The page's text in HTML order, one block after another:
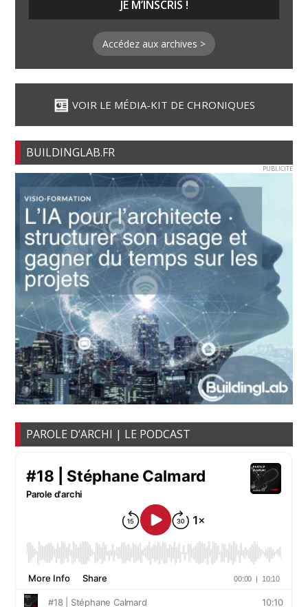
Accédez aux archives >
VOIR LE MÉDIA-KIT DE CHRONIQUES
BUILDINGLAB.FR
PUBLICITE
PAROLE D’ARCHI | LE PODCAST